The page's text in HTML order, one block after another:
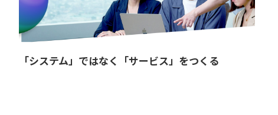
「システム」ではなく「サービス」をつくる